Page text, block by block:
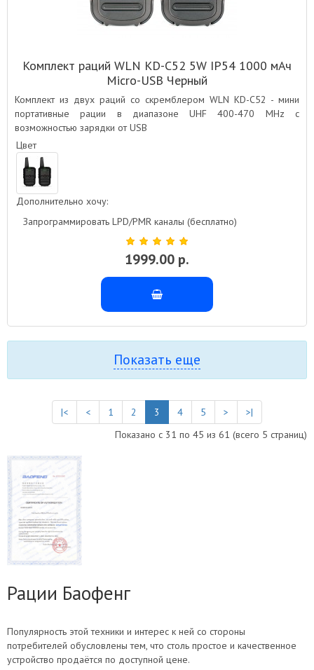
Комплект раций WLN KD-C52 5W IP54 1000 мАч
Micro-USB Черный
Комплект из двух раций со скремблером WLN KD-C52 - мини
портативные рации в диапазоне UHF 400-470 MHz с
возможностью зарядки от USB
Цвет
Дополнительно хочу:
Запрограммировать LPD/PMR каналы (бесплатно)
1999.00 р.
Показать еще
|< < 1 2 3 4 5 >
>|
Показано с 31 по 45 из 61 (всего 5 страниц)
Рации Баофенг
Популярность этой техники и интерес к ней со стороны
потребителей обусловлены тем, что столь простое и качественное
устройство продаётся по доступной цене.